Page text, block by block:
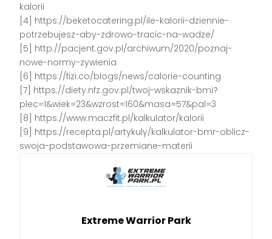
kalorii
[4] https://beketocatering.pl/ile-kalorii-dziennie-
potrzebujesz-aby-zdrowo-tracic-na-wadze/
[5] http://pacjent.gov.pl/archiwum/2020/poznaj-
nowe-normy-zywienia
[6] https://fizi.co/blogs/news/calorie-counting
[7] https://diety.nfz.gov.pl/twoj-wskaznik-bmi?
plec=1&wiek=23&wzrost=160&masa=57&pal=3
[8] https://www.maczfit.pl/kalkulator/kalorii
[9] https://recepta.pl/artykuly/kalkulator-bmr-oblicz-
swoja-podstawowa-przemiane-materii
Extreme Warrior Park